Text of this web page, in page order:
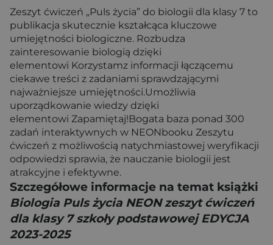
Zeszyt ćwiczeń „Puls życia” do biologii dla klasy 7 to
publikacja skutecznie kształcąca kluczowe
umiejętności biologiczne. Rozbudza
zainteresowanie biologią dzięki
elementowi Korzystamz informacji łączącemu
ciekawe treści z zadaniami sprawdzającymi
najważniejsze umiejętności.Umożliwia
uporządkowanie wiedzy dzięki
elementowi Zapamiętaj!Bogata baza ponad 300
zadań interaktywnych w NEONbooku Zeszytu
ćwiczeń z możliwością natychmiastowej weryfikacji
odpowiedzi sprawia, że nauczanie biologii jest
atrakcyjne i efektywne.
Szczegółowe informacje na temat książki
Biologia Puls życia NEON zeszyt ćwiczeń
dla klasy 7 szkoły podstawowej EDYCJA
2023-2025